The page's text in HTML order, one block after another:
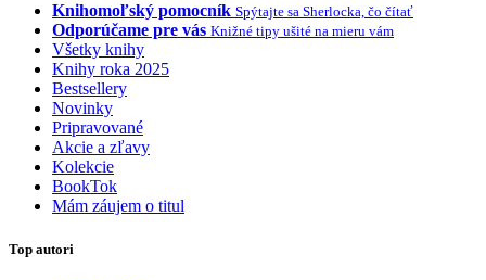
Knihomoľský pomocník Spýtajte sa Sherlocka, čo čítať
Odporúčame pre vás Knižné tipy ušité na mieru vám
Všetky knihy
Knihy roka 2025
Bestsellery
Novinky
Pripravované
Akcie a zľavy
Kolekcie
BookTok
Mám záujem o titul
Top autori